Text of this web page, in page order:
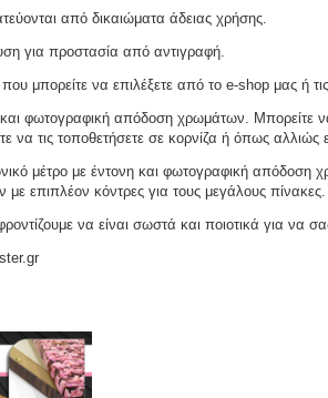
από δικαιώματα άδειας χρήσης.
για προστασία από αντιγραφή.
μπορείτε να επιλέξετε από το e-shop μας ή
φωτογραφική απόδοση χρωμάτων. Μπορείτε
να τις τοποθετήσετε σε κορνίζα ή όπως αλλιώς
μέτρο με έντονη και φωτογραφική απόδοση
επιπλέον κόντρες για τους μεγάλους
να είναι σωστά και ποιοτικά για να